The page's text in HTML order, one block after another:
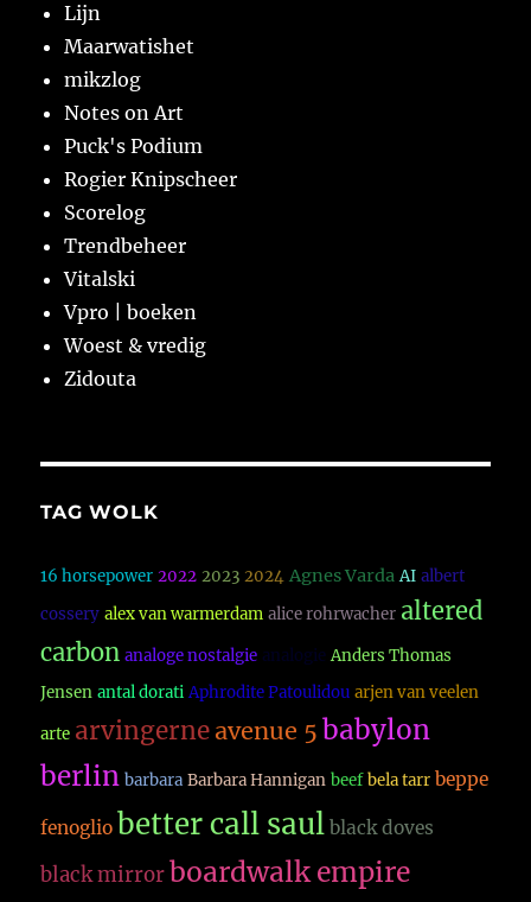
Lijn
Maarwatishet
mikzlog
Notes on Art
Puck's Podium
Rogier Knipscheer
Scorelog
Trendbeheer
Vitalski
Vpro | boeken
Woest & vredig
Zidouta
TAG WOLK
16 horsepower 2022 2023 2024 Agnes Varda AI albert
cossery alex van warmerdam alice rohrwacher altered
carbon analoge nostalgie analogie Anders Thomas
Jensen antal dorati Aphrodite Patoulidou arjen van veelen
arte arvingerne avenue 5 babylon
berlin barbara Barbara Hannigan beef bela tarr beppe
fenoglio better call saul black doves
black mirror boardwalk empire